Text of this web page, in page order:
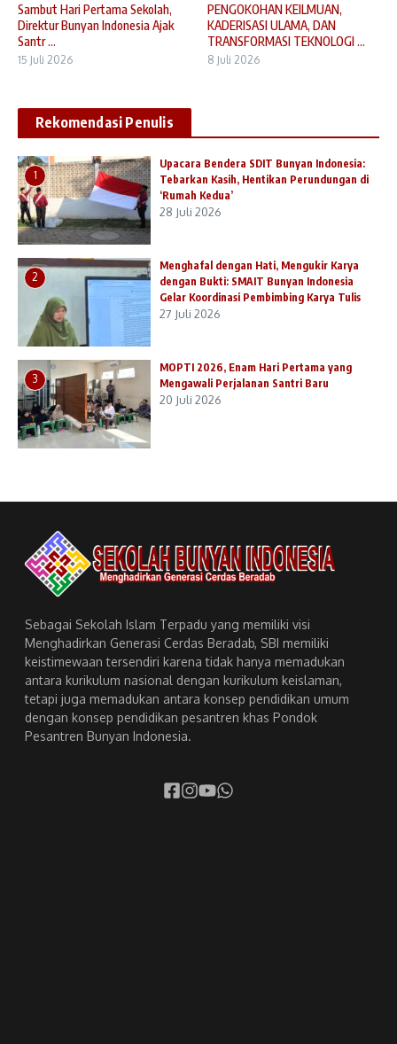
Sambut Hari Pertama Sekolah,
Direktur Bunyan Indonesia Ajak
Santr ...
15 Juli 2026
PENGOKOHAN KEILMUAN,
KADERISASI ULAMA, DAN
TRANSFORMASI TEKNOLOGI ...
8 Juli 2026
Rekomendasi Penulis
1
Upacara Bendera SDIT Bunyan Indonesia:
Tebarkan Kasih, Hentikan Perundungan di
‘Rumah Kedua’
28 Juli 2026
2
Menghafal dengan Hati, Mengukir Karya
dengan Bukti: SMAIT Bunyan Indonesia
Gelar Koordinasi Pembimbing Karya Tulis
27 Juli 2026
3
MOPTI 2026, Enam Hari Pertama yang
Mengawali Perjalanan Santri Baru
20 Juli 2026
Sebagai Sekolah Islam Terpadu yang memiliki visi
Menghadirkan Generasi Cerdas Beradab, SBI memiliki
keistimewaan tersendiri karena tidak hanya memadukan
antara kurikulum nasional dengan kurikulum keislaman,
tetapi juga memadukan antara konsep pendidikan umum
dengan konsep pendidikan pesantren khas Pondok
Pesantren Bunyan Indonesia.